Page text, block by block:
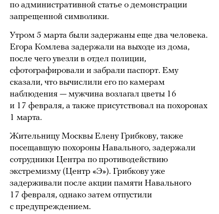
по административной статье о демонстрации
запрещенной символики.
Утром 5 марта были задержаны еще два человека.
Егора Комлева задержали на выходе из дома,
после чего увезли в отдел полиции,
сфотографировали и забрали паспорт. Ему
сказали, что вычислили его по камерам
наблюдения — мужчина возлагал цветы 16
и 17 февраля, а также присутствовал на похоронах
1 марта.
Жительницу Москвы Елену Грибкову, также
посещавшую похороны Навального, задержали
сотрудники Центра по противодействию
экстремизму (Центр «Э»). Грибкову уже
задерживали после акции памяти Навального
17 февраля, однако затем отпустили
с предупреждением.